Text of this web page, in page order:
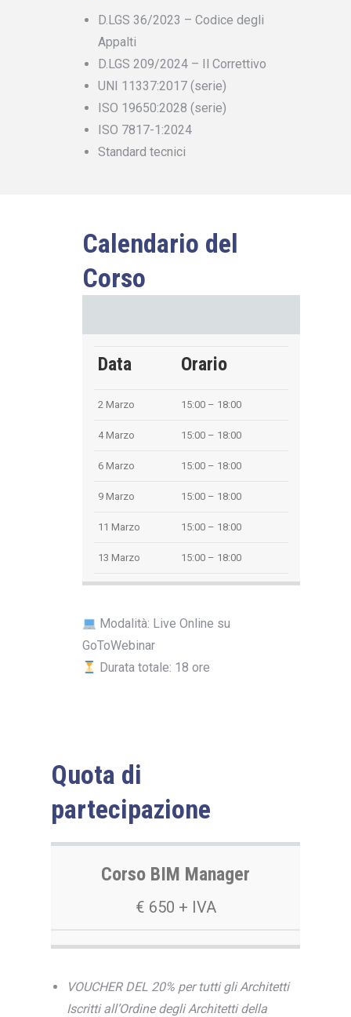
D.LGS 36/2023 – Codice degli
Appalti
D.LGS 209/2024 – Il Correttivo
UNI 11337:2017 (serie)
ISO 19650:2028 (serie)
ISO 7817-1:2024
Standard tecnici
Calendario del
Corso
Data Orario
2 Marzo 15:00 – 18:00
4 Marzo 15:00 – 18:00
6 Marzo 15:00 – 18:00
9 Marzo 15:00 – 18:00
11 Marzo 15:00 – 18:00
13 Marzo 15:00 – 18:00
Modalità: Live Online su
GoToWebinar
Durata totale: 18 ore
Quota di
partecipazione
Corso BIM Manager
€ 650 + IVA
VOUCHER DEL 20% per tutti gli Architetti
Iscritti all’Ordine degli Architetti della